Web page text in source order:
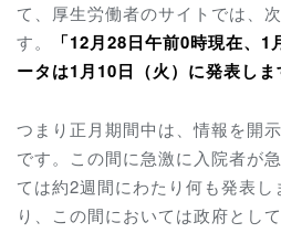
て、厚生労働者のサイトでは、
す。
「12月28日午前0時現在、1
ータは1月10日（火）に発表しま
つまり正月期間中は、情報を開
です。この間に急激に入院者が
ては約2週間にわたり何も発表し
り、この間においては政府とし